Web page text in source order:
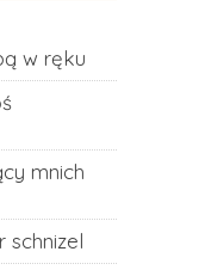
w ręku
mnich
schnizel